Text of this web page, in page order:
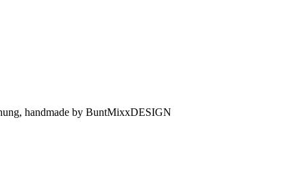
handmade by BuntMixxDESIGN